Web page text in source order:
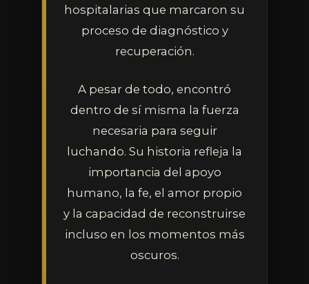
hospitalarias que marcaron su
proceso de diagnóstico y
recuperación.
A pesar de todo, encontró
dentro de sí misma la fuerza
necesaria para seguir
luchando. Su historia refleja la
importancia del apoyo
humano, la fe, el amor propio
y la capacidad de reconstruirse
incluso en los momentos más
oscuros.